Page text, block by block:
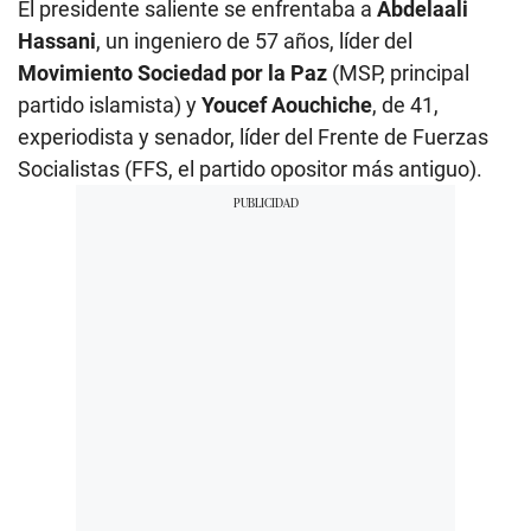
El presidente saliente se enfrentaba a Abdelaali
Hassani, un ingeniero de 57 años, líder del
Movimiento Sociedad por la Paz (MSP, principal
partido islamista) yYoucef Aouchiche, de 41,
experiodista y senador, líder del Frente de Fuerzas
Socialistas (FFS, el partido opositor más antiguo).